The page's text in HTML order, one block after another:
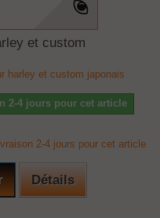
et custom
harley et custom japonais
2-4 jours pour cet article
2-4 jours pour cet article
Détails